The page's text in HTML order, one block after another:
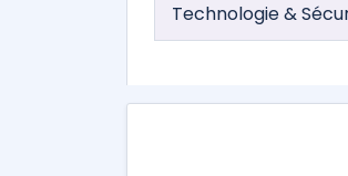
Technologie &